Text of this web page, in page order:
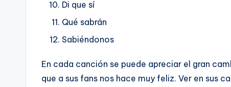
Di que sí
Qué sabrán
Sabiéndonos
En cada canción se puede apreciar el gran
que a sus fans nos hace muy feliz. Ver en sus